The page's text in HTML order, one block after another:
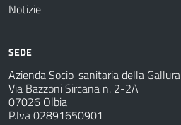
Notizie
SEDE
Azienda Socio-sanitaria della Gallura
Via Bazzoni Sircana n. 2-2A
07026 Olbia
P.Iva 02891650901